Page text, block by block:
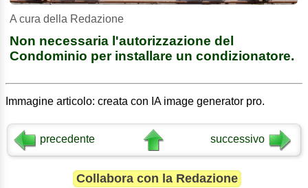
A cura della Redazione
Non necessaria l'autorizzazione del
Condominio per installare un condizionatore.
Immagine articolo: creata con IA image generator pro.
precedente successivo
Collabora con la Redazione